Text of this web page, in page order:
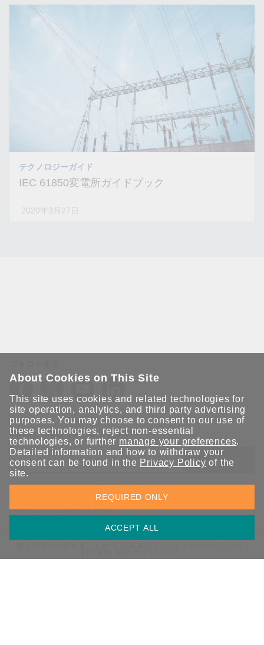
テクノロジーガイド
IEC 61850変電所ガイドブック
2020年3月27日
Moxaとつながり続けましょう！
送信
Moxaソリューションの最新アップデートにサインアップしま
す。 Moxaではプライバシーを尊重しており、メールを他の人と
共有することはありません。
About Cookies on This Site
This site uses cookies and related technologies for
site operation, analytics, and third party advertising
purposes. You may choose to consent to our use of
these technologies, reject non-essential
technologies, or further manage your preferences.
Detailed information and how to withdraw your
consent can be found in the Privacy Policy of the
site.
ACCEPT ALL
REQUIRED ONLY